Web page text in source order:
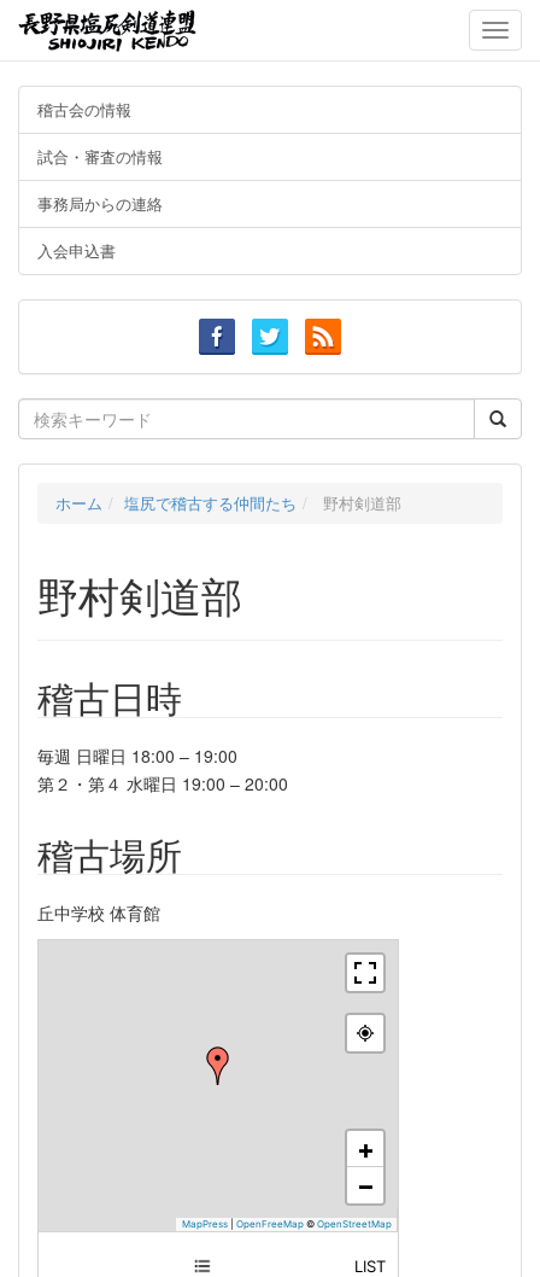
Toggle
稽古会の情報
試合・審査の情報
事務局からの連絡
入会申込書
Search
for:
ホーム 塩尻で稽古する仲間たち 野村剣道部
野村剣道部
稽古日時
毎週 日曜日 18:00 – 19:00
第２・第４ 水曜日 19:00 – 20:00
稽古場所
丘中学校 体育館
+
−
MapPress OpenFreeMap © OpenStreetMap
LIST